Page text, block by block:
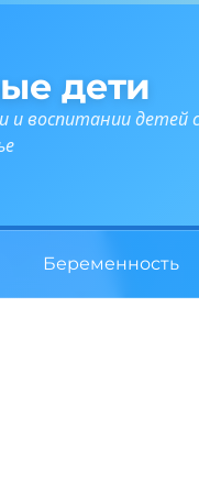
дети
и воспитании детей
Беременность